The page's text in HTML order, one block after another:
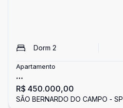
Dorm 2
Apartamento
...
R$ 450.000,00
SÃO BERNARDO DO CAMPO - SP